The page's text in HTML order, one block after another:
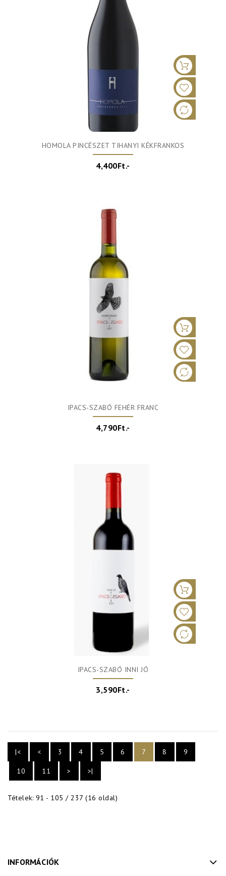
HOMOLA PINCÉSZET TIHANYI KÉKFRANKOS
4,400Ft.-
IPACS-SZABÓ FEHÉR FRANC
4,790Ft.-
IPACS-SZABÓ INNI JÓ
3,590Ft.-
|< < 3 4 5 6 7 8 9
10 11 > >|
Tételek: 91 - 105 / 237 (16 oldal)
INFORMÁCIÓK